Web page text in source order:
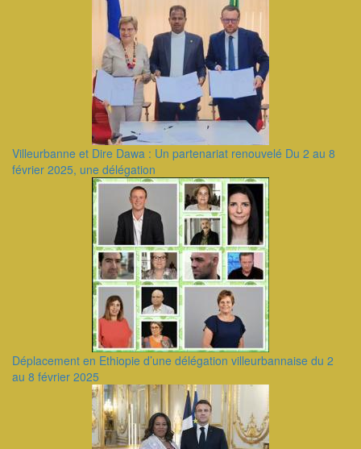
Villeurbanne et Dire Dawa : Un partenariat renouvelé Du 2 au 8
février 2025, une délégation
Déplacement en Ethiopie d’une délégation villeurbannaise du 2
au 8 février 2025